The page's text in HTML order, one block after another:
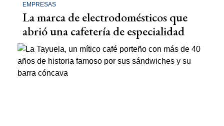
EMPRESAS
La marca de electrodomésticos que
abrió una cafetería de especialidad